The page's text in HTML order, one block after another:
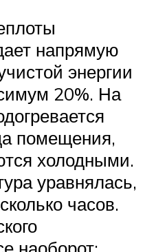
напрямую
энергии
20%. На
помещения,
холодными.
уравнялась,
часов.